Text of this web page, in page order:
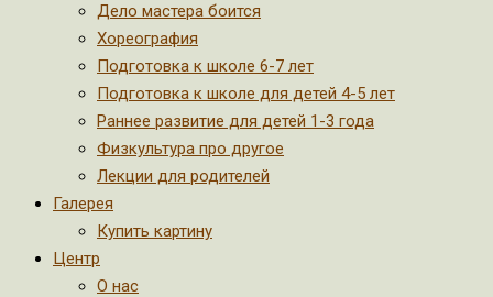
Дело мастера боится
Хореография
Подготовка к школе 6-7 лет
Подготовка к школе для детей 4-5 лет
Раннее развитие для детей 1-3 года
Физкультура про другое
Лекции для родителей
Галерея
Купить картину
Центр
О нас